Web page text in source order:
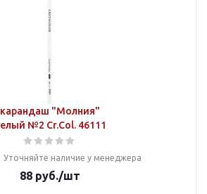
карандаш "Молния"
белый №2 Cr.Col. 46111
Уточняйте наличие у менеджера
88руб./шт